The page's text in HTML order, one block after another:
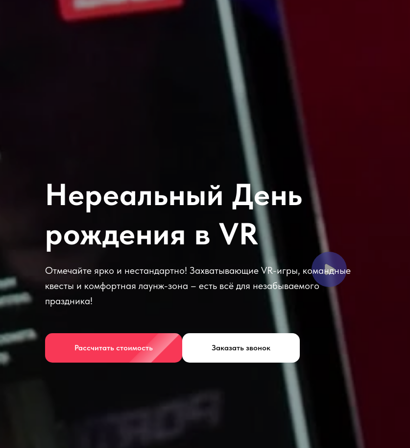
Нереальный День
рождения в VR
Отмечайте ярко и нестандартно! Захватывающие VR-игры, командные
квесты и комфортная лаунж-зона – есть всё для незабываемого
праздника!
Рассчитать стоимость Заказать звонок